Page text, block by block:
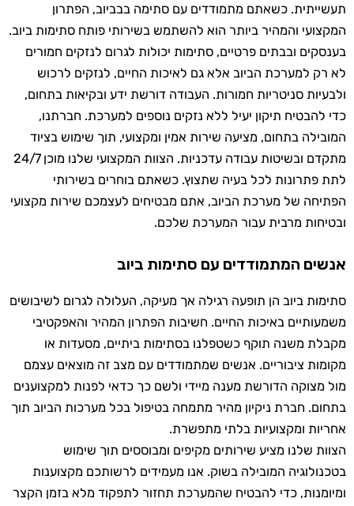
תעשייתית. כשאתם מתמודדים עם סתימה בבביוב, הפתרון
המקצועי והמהיר ביותר הוא להשתמש בשירותי פותח סתימות ביוב.
בענסקים ובבתים פרטיים, סתימות יכולות לגרום לנזקים חמורים
לא רק למערכת הביוב אלא גם לאיכות החיים, לנזקים לרכוש
ולבעיות סניטריות חמורות. העבודה דורשת ידע ובקיאות בתחום,
כדי להבטיח תיקון יעיל ללא נזקים נוספים למערכת. חברתנו,
המובילה בתחום, מציעה שירות אמין ומקצועי, תוך שימוש בציוד
מתקדם ובשיטות עבודה עדכניות. הצוות המקצועי שלנו מוכן 24/7
לתת פתרונות לכל בעיה שתצוץ. כשאתם בוחרים בשירותי
הפתיחה של מערכת הביוב, אתם מבטיחים לעצמכם שירות מקצועי
ובטיחות מרבית עבור המערכת שלכם.
אנשים המתמודדים עם סתימות ביוב
סתימות ביוב הן תופעה רגילה אך מעיקה, העלולה לגרום לשיבושים
משמעותיים באיכות החיים. חשיבות הפתרון המהיר והאפקטיבי
מקבלת משנה תוקף כשטפלנו בסתימות ביתיים, מסעדות או
מקומות ציבוריים. אנשים שמתמודדים עם מצב זה מוצאים עצמם
מול מצוקה הדורשת מענה מיידי ולשם כך כדאי לפנות למקצוענים
בתחום. חברת ניקיון מהיר מתמחה בטיפול בכל מערכות הביוב תוך
אחריות ומקצועיות בלתי מתפשרת.
הצוות שלנו מציע שירותים מקיפים ומבוססים תוך שימוש
בטכנולוגיה המובילה בשוק. אנו מעמידים לרשותכם מקצוענות
ומיומנות, כדי להבטיח שהמערכת תחזור לתפקוד מלא בזמן הקצר